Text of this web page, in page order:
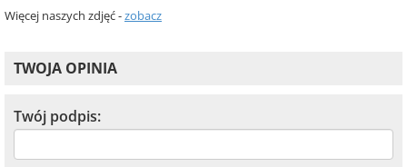
Więcej naszych zdjęć -zobacz
TWOJA OPINIA
Twój podpis: